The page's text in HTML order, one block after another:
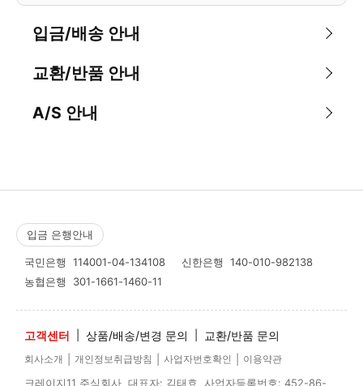
입금/배송 안내
교환/반품 안내
A/S 안내
입금 은행안내
국민은행 114001-04-134108 신한은행 140-010-982138
농협은행 301-1661-1460-11
고객센터 상품/배송/변경 문의 교환/반품 문의
회사소개 개인정보취급방침 사업자번호확인 이용약관
크레이지11 주식회사 대표자: 김태효 사업자등록번호: 452-86-